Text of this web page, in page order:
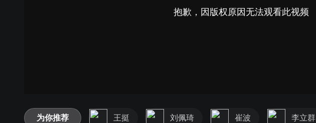
抱歉，因版权原因无法观看此视频
为你推荐 王挺 刘佩琦 崔波 李立群